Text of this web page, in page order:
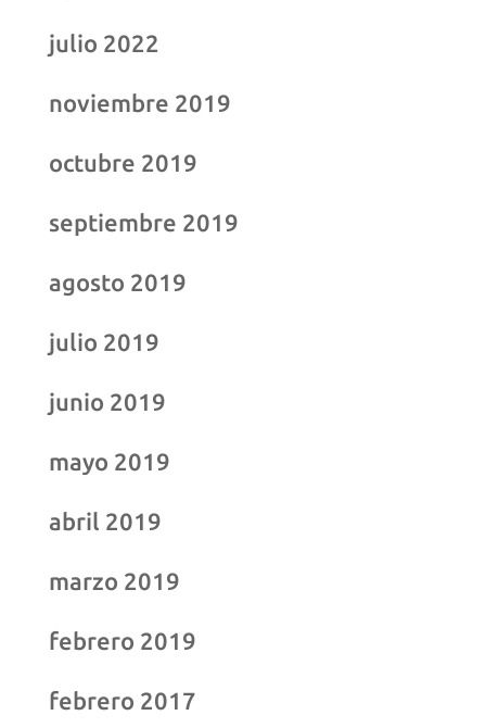
julio 2022
noviembre 2019
octubre 2019
septiembre 2019
agosto 2019
julio 2019
junio 2019
mayo 2019
abril 2019
marzo 2019
febrero 2019
febrero 2017